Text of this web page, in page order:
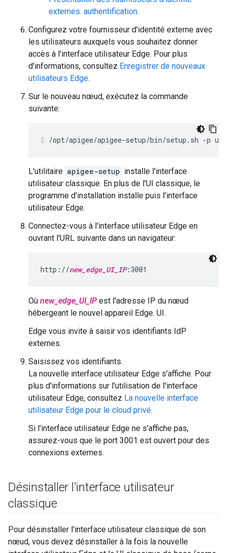
externes. authentification.
Configurez votre fournisseur d'identité externe avec
les utilisateurs auxquels vous souhaitez donner
accès à l'interface utilisateur Edge. Pour plus
d'informations, consultez Enregistrer de nouveaux
utilisateurs Edge.
Sur le nouveau nœud, exécutez la commande
suivante:
/opt/apigee/apigee-setup/bin/setup.sh -p
L'utilitaire apigee-setup installe l'interface
utilisateur classique. En plus de l'UI classique, le
programme d’installation installe puis l’interface
utilisateur Edge.
Connectez-vous à l'interface utilisateur Edge en
ouvrant l'URL suivante dans un navigateur:
http://new_edge_UI_IP:3001
Où new_edge_UI_IP est l'adresse IP du nœud
hébergeant le nouvel appareil Edge. UI.
Edge vous invite à saisir vos identifiants IdP
externes.
Saisissez vos identifiants.
La nouvelle interface utilisateur Edge s'affiche. Pour
plus d'informations sur l'utilisation de l'interface
utilisateur Edge, consultez La nouvelle interface
utilisateur Edge pour le cloud privé.
Si l'interface utilisateur Edge ne s'affiche pas,
assurez-vous que le port 3001 est ouvert pour des
connexions externes.
Désinstaller l'interface utilisateur
classique
Pour désinstaller l'interface utilisateur classique de son
nœud, vous devez désinstaller à la fois la nouvelle